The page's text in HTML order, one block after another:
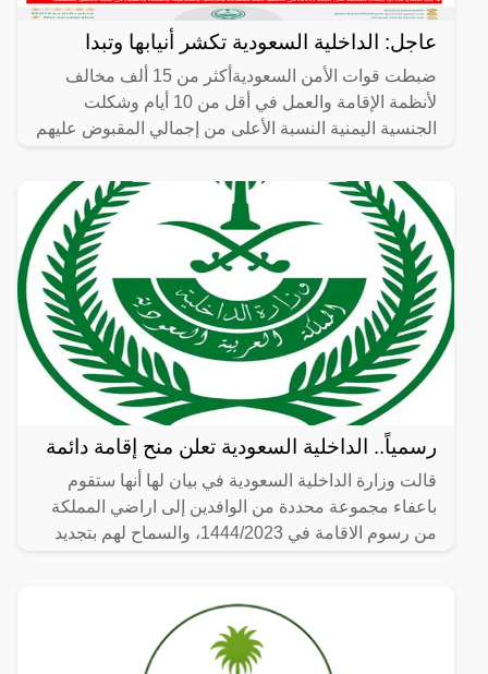
عاجل: الداخلية السعودية تكشر أنيابها وتبدا
ضبطت قوات الأمن السعوديةأكثر من 15 ألف مخالف
لأنظمة الإقامة والعمل في أقل من 10 أيام وشكلت
الجنسية اليمنية النسبة الأعلى من إجمالي المقبوض عليهم
رسمياً.. الداخلية السعودية تعلن منح إقامة دائمة
قالت وزارة الداخلية السعودية في بيان لها أنها ستقوم
باعفاء مجموعة محددة من الوافدين إلى اراضي المملكة
من رسوم الاقامة في 1444/2023، والسماح لهم بتجديد